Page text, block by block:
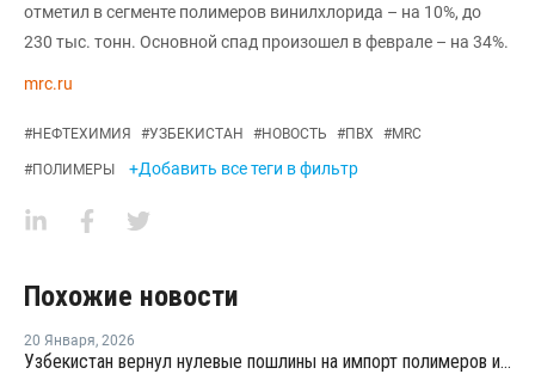
отметил в сегменте полимеров винилхлорида – на 10%, до
230 тыс. тонн. Основной спад произошел в феврале – на 34%.
mrc.ru
#НЕФТЕХИМИЯ #УЗБЕКИСТАН #НОВОСТЬ #ПВХ #MRC
#ПОЛИМЕРЫ +Добавить все теги в фильтр
Похожие новости
20 Января, 2026
Узбекистан вернул нулевые пошлины на импорт полимеров и базовой химии